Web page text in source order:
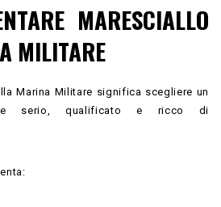
MARESCIALLO
MILITARE
Marina Militare significa scegliere un
serio, qualificato e ricco di